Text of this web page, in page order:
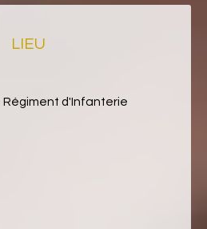
LIEU
Régiment d'Infanterie